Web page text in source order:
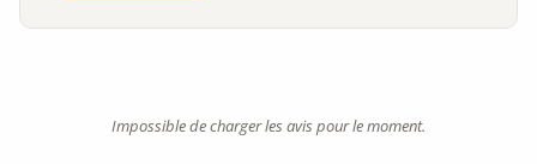
Impossible de charger les avis pour le moment.